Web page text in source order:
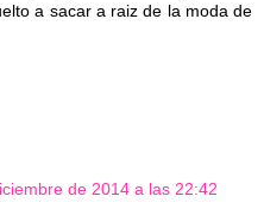
a sacar a raiz de la moda de
de 2014 a las 22:42